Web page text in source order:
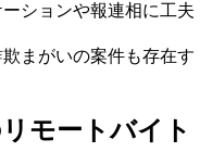
ションや報連相に工夫
まがいの案件も存在す
モートバイト